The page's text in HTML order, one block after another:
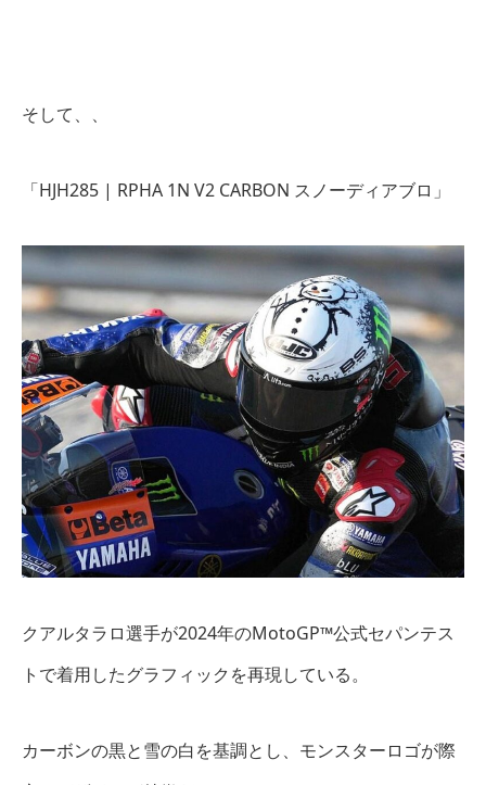
そして、、
「HJH285 | RPHA 1N V2 CARBON スノーディアブロ」
クアルタラロ選手が2024年のMotoGP™公式セパンテス
トで着用したグラフィックを再現している。
カーボンの黒と雪の白を基調とし、モンスターロゴが際